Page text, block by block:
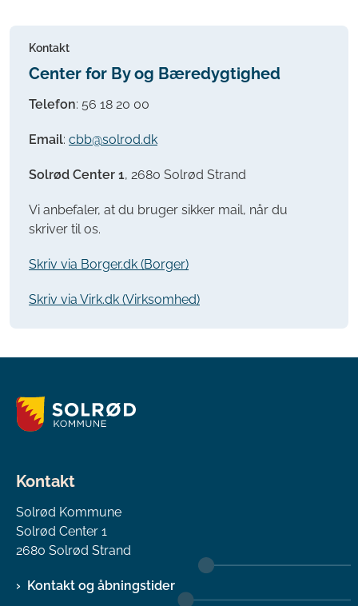
Kontakt
Center for By og Bæredygtighed
Telefon: 56 18 20 00
Email: cbb@solrod.dk
Solrød Center 1, 2680 Solrød Strand
Vi anbefaler, at du bruger sikker mail, når du
skriver til os.
Skriv via Borger.dk (Borger)
Skriv via Virk.dk (Virksomhed)
Kontakt
Solrød Kommune
Solrød Center 1
2680 Solrød Strand
Kontakt og åbningstider